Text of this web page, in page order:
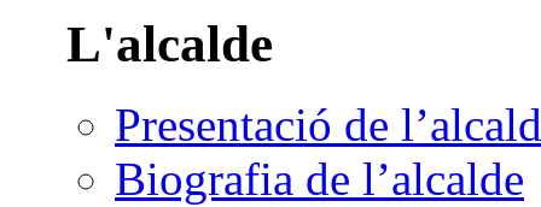
L'alcalde
Presentació de
Biografia de l’alcalde